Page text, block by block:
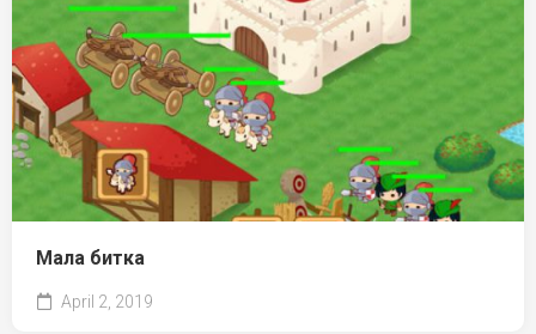
Мала битка
April 2, 2019